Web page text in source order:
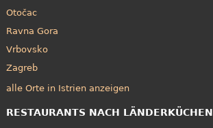
Otočac
Ravna Gora
Vrbovsko
Zagreb
alle Orte in Istrien anzeigen
RESTAURANTS NACH LÄNDERKÜCHEN